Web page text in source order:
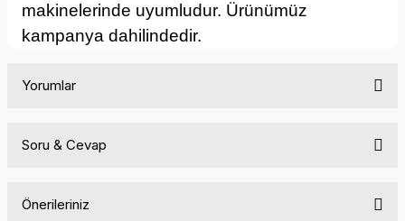
makinelerinde uyumludur. Ürünümüz
kampanya dahilindedir.
Yorumlar
Soru & Cevap
Önerileriniz